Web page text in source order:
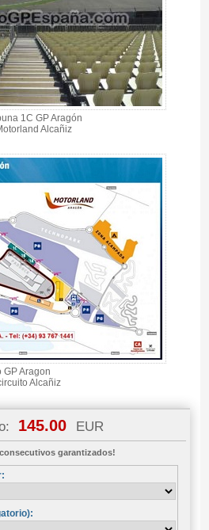
1C GP Aragón
Alcañiz
GP Aragon
Alcañiz
145.00 EUR
garantizados!